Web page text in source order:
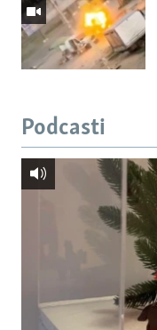
Podcasti